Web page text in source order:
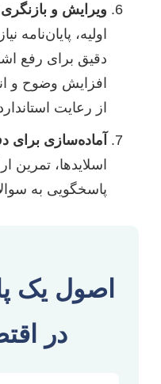
ویرایش و
اولیه، پایان‌نامه
دقیق برای رفع
افزایش وضوح و
از رعایت
آماده‌سازی برای
اسلایدها، تمرین
پاسخگویی به
اصول یک
در